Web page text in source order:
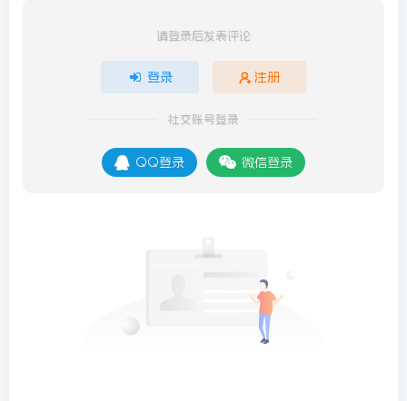
请登录后发表评论
登录 注册
社交账号登录
QQ登录 微信登录